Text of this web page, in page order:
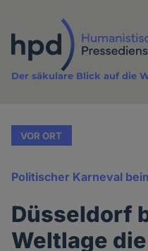
Inhalt
Der säkulare Blick auf die
VOR ORT
Politischer Karneval
Düsseldorf
Weltlage